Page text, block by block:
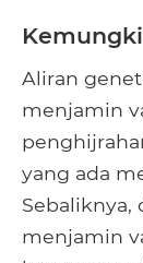
Aliran
menjamin
yang ada
menjamin